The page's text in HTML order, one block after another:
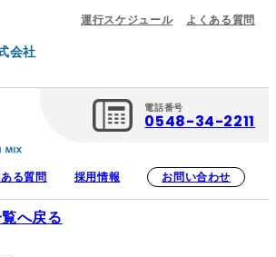
会社
運行スケジュール よくある質問
電話番号
0548-34-2211
る質問 採用情報 お問い合わせ
へ戻る